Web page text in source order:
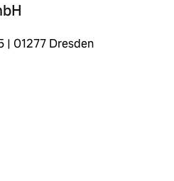
| 01277 Dresden